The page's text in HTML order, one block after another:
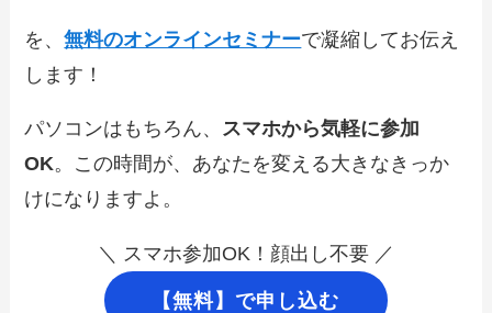
を、無料のオンラインセミナーで凝縮してお伝え
します！
パソコンはもちろん、 スマホから気軽に参加
OK。この時間が、あなたを変える大きなきっか
けになりますよ。
＼ スマホ参加OK！顔出し不要 ／
【無料】で申し込む